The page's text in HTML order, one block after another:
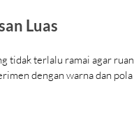
Luas
tidak terlalu ramai agar
dengan warna dan